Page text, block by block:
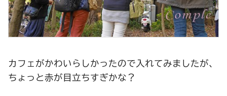
カフェがかわいらしかったので入れてみましたが、
ちょっと赤が目立ちすぎかな？